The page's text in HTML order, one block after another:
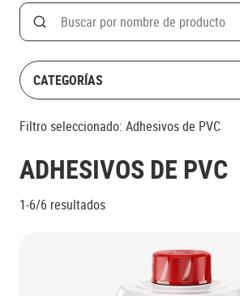
Search
Buscar por nombre de producto
CATEGORÍAS
Filtro seleccionado: Adhesivos de PVC
ADHESIVOS DE PVC
1-6/6 resultados